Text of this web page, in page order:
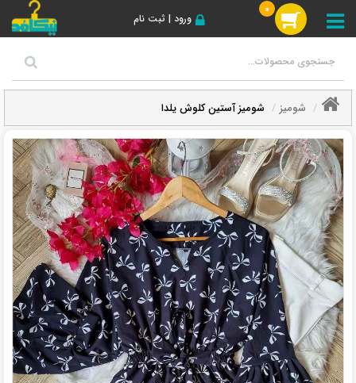
ورود | ثبت نام
0
شومیز شومیز آستین کلوش یلدا